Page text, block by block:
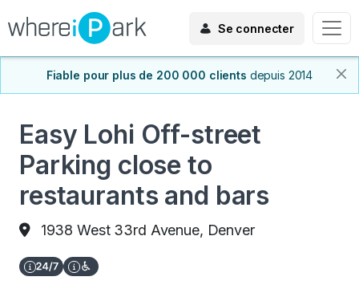
Se connecter
Fiable pour plus de 200 000 clients depuis 2014
Easy Lohi Off-street
Parking close to
restaurants and bars
1938 West 33rd Avenue, Denver